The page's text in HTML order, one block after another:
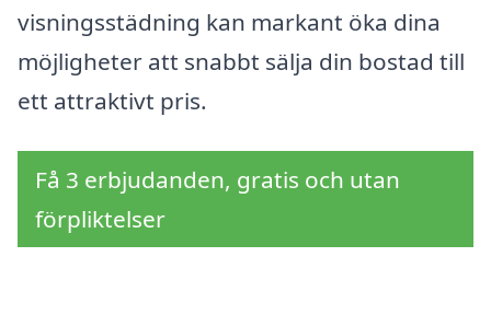
visningsstädning kan markant öka dina
möjligheter att snabbt sälja din bostad till
ett attraktivt pris.
Få 3 erbjudanden, gratis och utan
förpliktelser